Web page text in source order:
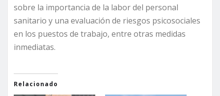
sobre la importancia de la labor del personal
sanitario y una evaluación de riesgos psicosociales
en los puestos de trabajo, entre otras medidas
inmediatas.
Relacionado